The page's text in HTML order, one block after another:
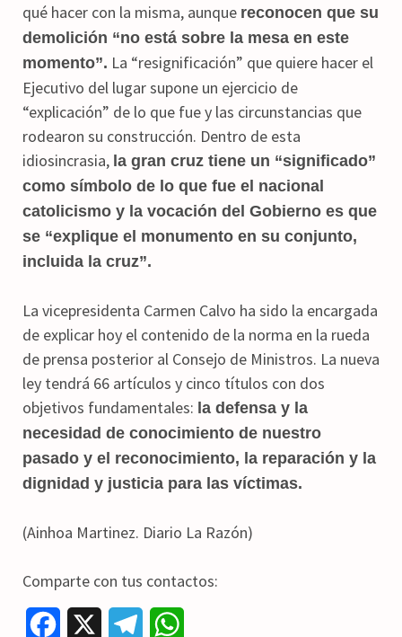
qué hacer con la misma, aunque reconocen que su
demolición “no está sobre la mesa en este
momento”. La “resignificación” que quiere hacer el
Ejecutivo del lugar supone un ejercicio de
“explicación” de lo que fue y las circunstancias que
rodearon su construcción. Dentro de esta
idiosincrasia, la gran cruz tiene un “significado”
como símbolo de lo que fue el nacional
catolicismo y la vocación del Gobierno es que
se “explique el monumento en su conjunto,
incluida la cruz”.
La vicepresidenta Carmen Calvo ha sido la encargada
de explicar hoy el contenido de la norma en la rueda
de prensa posterior al Consejo de Ministros. La nueva
ley tendrá 66 artículos y cinco títulos con dos
objetivos fundamentales: la defensa y la
necesidad de conocimiento de nuestro
pasado y el reconocimiento, la reparación y la
dignidad y justicia para las víctimas.
(Ainhoa Martinez. Diario La Razón)
Comparte con tus contactos: